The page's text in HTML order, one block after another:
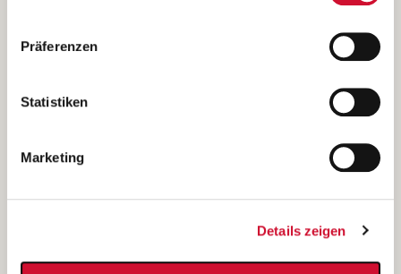
Sie der Speicherung sämtlicher Cookies zu. Sie können
Ihre Einwilligung selbstverständlich jederzeit widerrufen,
indem Sie die Cookie-Einstellungen aufrufen und diese
unsererDatenschutzerklärung
Präferenzen
Statistiken
Marketing
Details zeigen
Kantstraße 45a
(Ein Tochterunternehmen des AWO Bezirksverbandes Unterfranken
e.V.)
Bewerbung als Altenpflegehelfer*in